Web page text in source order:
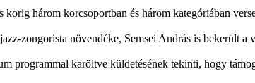
három korcsoportban és három kategóriában
zongorista növendéke, Semsei András is bekerült a
programmal karöltve küldetésének tekinti, hogy